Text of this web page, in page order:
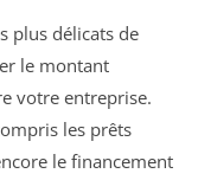
plus délicats de
le montant
votre entreprise.
les prêts
le financement